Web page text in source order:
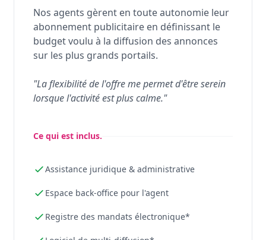
Nos agents gèrent en toute autonomie leur
abonnement publicitaire en définissant le
budget voulu à la diffusion des annonces
sur les plus grands portails.
"La flexibilité de l'offre me permet d'être serein
lorsque l'activité est plus calme."
Ce qui est inclus.
Assistance juridique & administrative
Espace back-office pour l'agent
Registre des mandats électronique*